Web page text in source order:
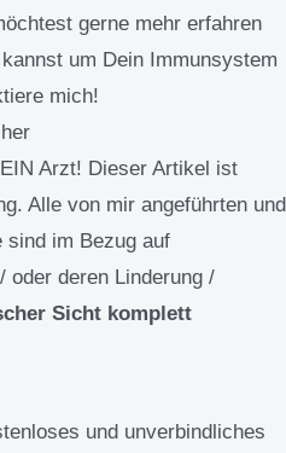
gerne mehr erfahren
um Dein Immunsystem
mich!
Arzt! Dieser Artikel ist
Alle von mir angeführten und
sind im Bezug auf
oder deren Linderung /
Sicht komplett
und unverbindliches